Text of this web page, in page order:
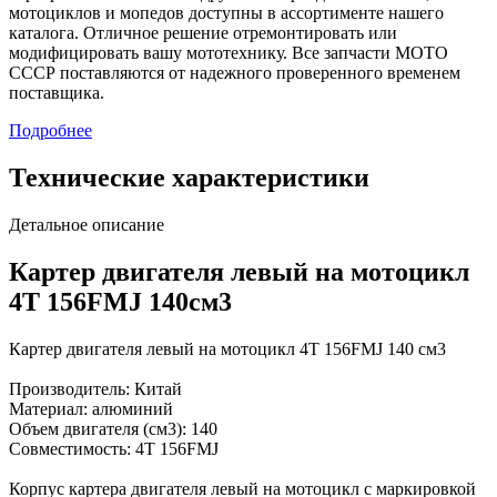
мотоциклов и мопедов доступны в ассортименте нашего
каталога. Отличное решение отремонтировать или
модифицировать вашу мототехнику. Все запчасти МОТО
СССР поставляются от надежного проверенного временем
поставщика.
Подробнее
Технические характеристики
Детальное описание
Картер двигателя левый на мотоцикл
4Т 156FMJ 140см3
Картер двигателя левый на мотоцикл 4Т 156FMJ 140 см3
Производитель: Китай
Материал: алюминий
Объем двигателя (см3): 140
Совместимость: 4Т 156FMJ
Корпус картера двигателя левый на мотоцикл с маркировкой